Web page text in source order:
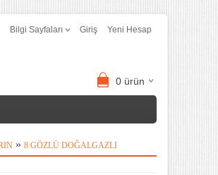
Bilgi Sayfaları Giriş Yeni Hesap
0 ürün
» 8 GÖZLÜ DOĞALGAZLI